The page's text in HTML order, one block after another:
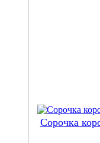
Сорочка